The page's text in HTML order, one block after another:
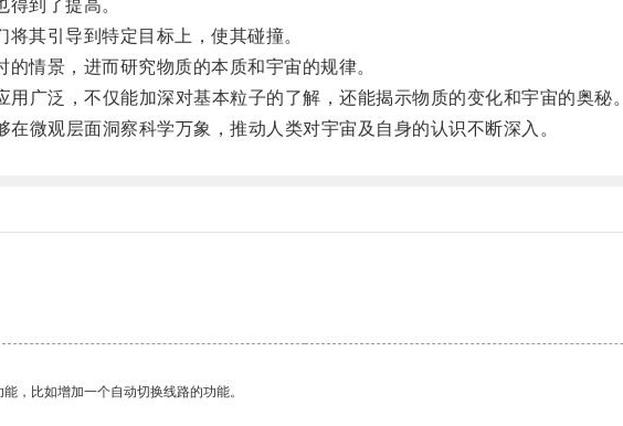
到了提高。
其引导到特定目标上，使其碰撞。
情景，进而研究物质的本质和宇宙的规律。
泛，不仅能加深对基本粒子的了解，还能揭示物质的变化和宇宙的奥秘。
观层面洞察科学万象，推动人类对宇宙及自身的认识不断深入。
，比如增加一个自动切换线路的功能。